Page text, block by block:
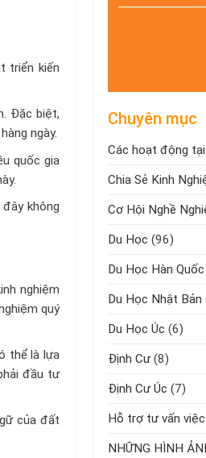
triển kiến
Đặc biệt,
ngày.
quốc gia
không
nghiệm
quý
thể là lựa
đầu tư
của đất
Chuyên mục
Các hoạt động
Chia Sẻ Kinh
Cơ Hội Nghề
Du Học (96)
Du Học Hàn Quốc
Du Học Nhật Bản
Du Học Úc (6)
Định Cư (8)
Định Cư Úc (7)
Hỗ trợ tư vấn
NHỮNG HÌNH